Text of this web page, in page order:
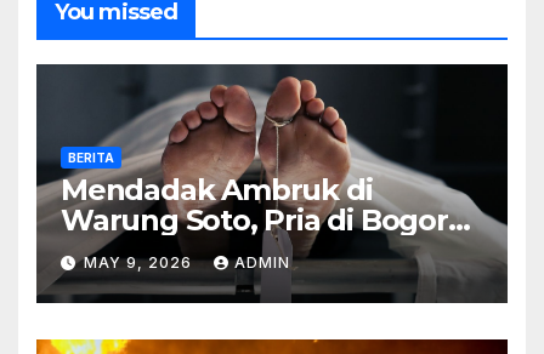
You missed
BERITA
Mendadak Ambruk di
Warung Soto, Pria di Bogor
Meninggal Sebelum Makan
MAY 9, 2026 ADMIN